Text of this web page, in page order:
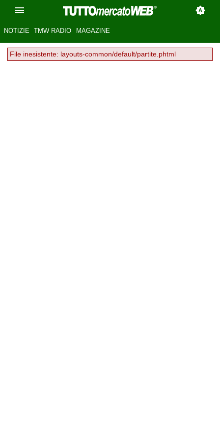
NOTIZIE TMW RADIO MAGAZINE
File inesistente: layouts-common/default/partite.phtml